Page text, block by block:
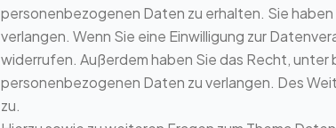
personenbezogenen Daten zu erhalten. Sie
verlangen. Wenn Sie eine Einwilligung zur
widerrufen. Außerdem haben Sie das Recht,
personenbezogenen Daten zu verlangen. Des
zu.